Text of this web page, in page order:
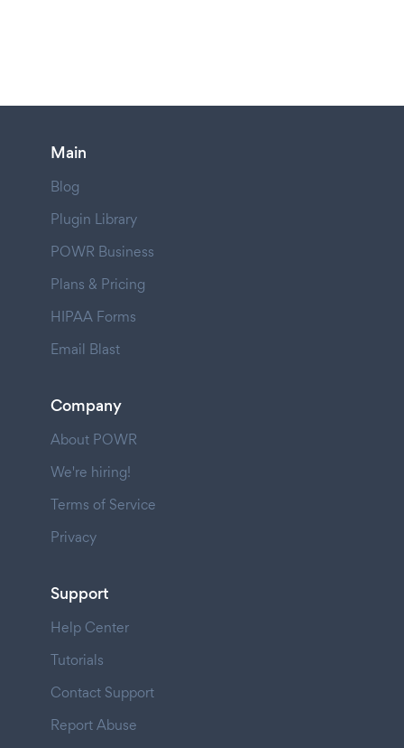
Main
Blog
Plugin Library
POWR Business
Plans & Pricing
HIPAA Forms
Email Blast
Company
About POWR
We're hiring!
Terms of Service
Privacy
Support
Help Center
Tutorials
Contact Support
Report Abuse